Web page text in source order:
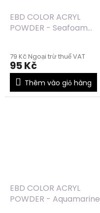
EBD COLOR ACRYL
POWDER - Seafoam
79 Kč Ngoại trừ thuế VAT
95 Kč
Thêm vào giỏ hàng
EBD COLOR ACRYL
POWDER - Aquamarine